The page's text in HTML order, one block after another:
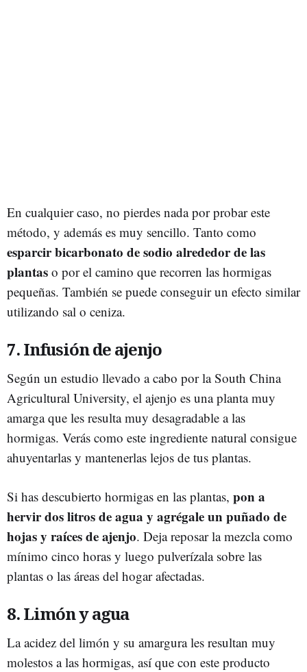
En cualquier caso, no pierdes nada por probar este
método, y además es muy sencillo. Tanto como
esparcir bicarbonato de sodio alrededor de las
plantas o por el camino que recorren las hormigas
pequeñas. También se puede conseguir un efecto similar
utilizando sal o ceniza.
7. Infusión de ajenjo
Según un estudio llevado a cabo por la South China
Agricultural University, el ajenjo es una planta muy
amarga que les resulta muy desagradable a las
hormigas. Verás como este ingrediente natural consigue
ahuyentarlas y mantenerlas lejos de tus plantas.
Si has descubierto hormigas en las plantas, pon a
hervir dos litros de agua y agrégale un puñado de
hojas y raíces de ajenjo. Deja reposar la mezcla como
mínimo cinco horas y luego pulverízala sobre las
plantas o las áreas del hogar afectadas.
8. Limón y agua
La acidez del limón y su amargura les resultan muy
molestos a las hormigas, así que con este producto